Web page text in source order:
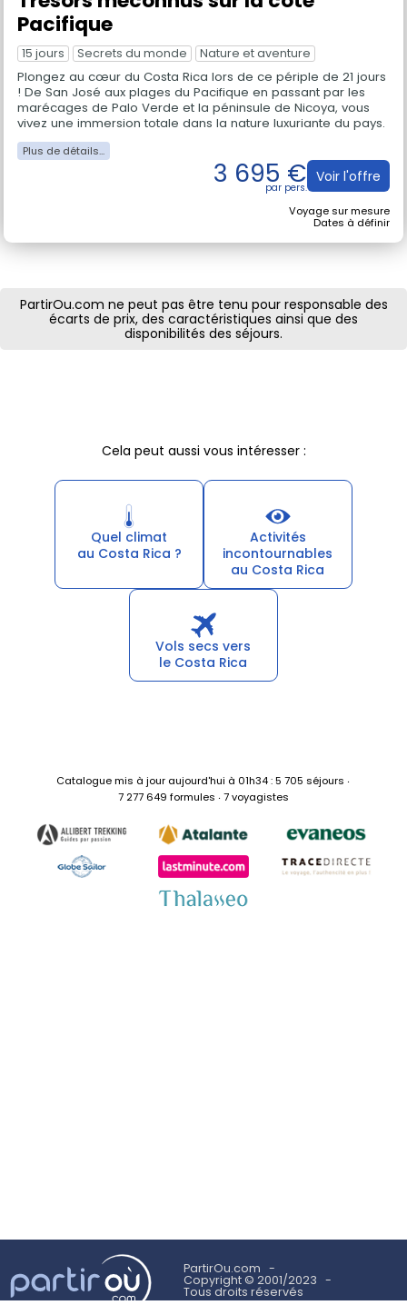
Trésors méconnus sur la côte
Pacifique
15 jours Secrets du monde Nature et aventure
Plongez au cœur du Costa Rica lors de ce périple de 21 jours
! De San José aux plages du Pacifique en passant par les
marécages de Palo Verde et la péninsule de Nicoya, vous
vivez une immersion totale dans la nature luxuriante du pays.
3 695 €
Dates à définir
PartirOu.com ne peut pas être tenu pour responsable des
écarts de prix, des caractéristiques ainsi que des
Cela peut aussi vous intéresser :
Catalogue mis à jour aujourd'hui à 01h34 : 5 705 séjours ‧
7 277 649 formules ‧ 7 voyagistes
PartirOu.com
Copyright © 2001/2023
Tous droits réservés